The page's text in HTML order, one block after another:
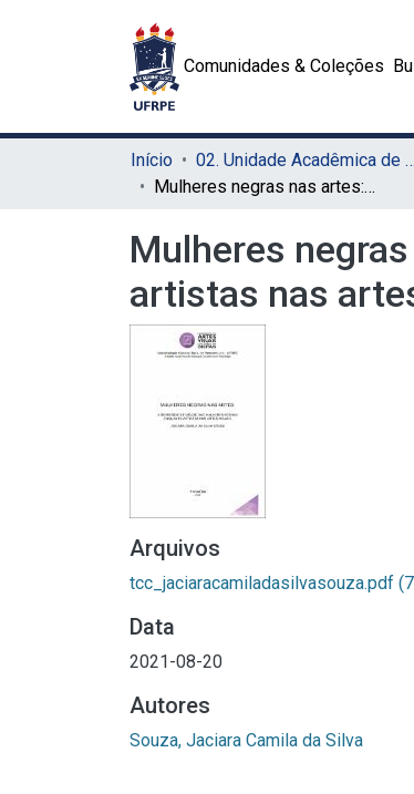
Comunidades & Coleções
Início 02. Unidade Acadêmica de Educação a Distância e Tecnologia (UAEADTec)
Mulheres negras nas artes: a representatividade das negras enquanto artistas nas artes visuais
Mulheres
artistas nas
Arquivos
tcc_jaciaracamiladasilvasouza.pdf
Data
2021-08-20
Autores
Souza, Jaciara Camila da Silva